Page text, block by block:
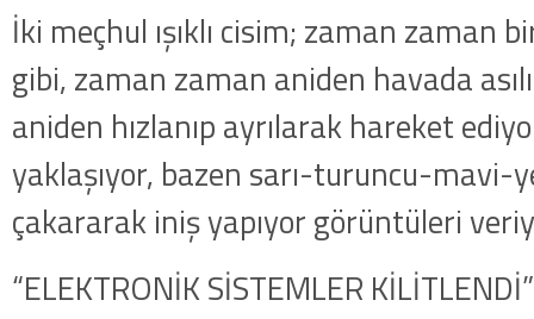
İki meçhul ışıklı cisim; zaman zaman
gibi, zaman zaman aniden havada
aniden hızlanıp ayrılarak hareket
yaklaşıyor, bazen sarı-turuncu-mavi-
çakararak iniş yapıyor görüntüleri
“ELEKTRONİK SİSTEMLER KİLİTLENDİ”